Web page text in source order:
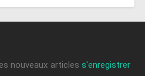
nouveaux articles s'enregistrer